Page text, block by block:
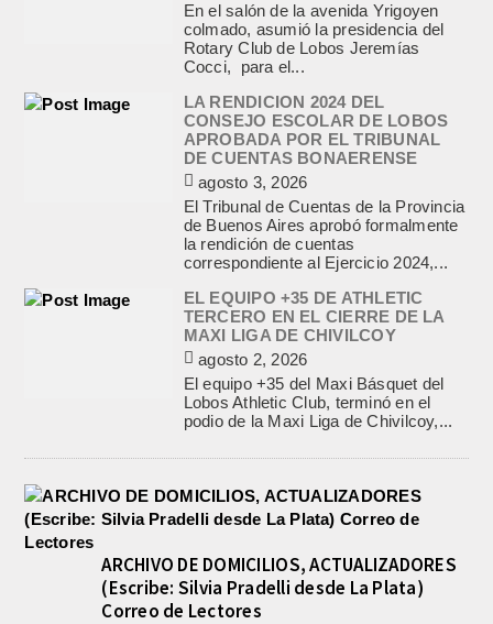
En el salón de la avenida Yrigoyen
colmado, asumió la presidencia del
Rotary Club de Lobos Jeremías
Cocci, para el...
LA RENDICION 2024 DEL
CONSEJO ESCOLAR DE LOBOS
APROBADA POR EL TRIBUNAL
DE CUENTAS BONAERENSE
agosto 3, 2026
El Tribunal de Cuentas de la Provincia
de Buenos Aires aprobó formalmente
la rendición de cuentas
correspondiente al Ejercicio 2024,...
EL EQUIPO +35 DE ATHLETIC
TERCERO EN EL CIERRE DE LA
MAXI LIGA DE CHIVILCOY
agosto 2, 2026
El equipo +35 del Maxi Básquet del
Lobos Athletic Club, terminó en el
podio de la Maxi Liga de Chivilcoy,...
ARCHIVO DE DOMICILIOS, ACTUALIZADORES
(Escribe: Silvia Pradelli desde La Plata)
Correo de Lectores